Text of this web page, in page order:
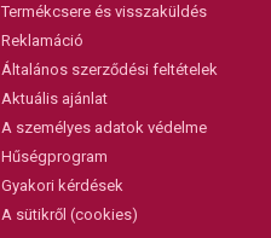
Termékcsere és visszaküldés
Reklamáció
Általános szerződési feltételek
Aktuális ajánlat
A személyes adatok védelme
Hűségprogram
Gyakori kérdések
A sütikről (cookies)